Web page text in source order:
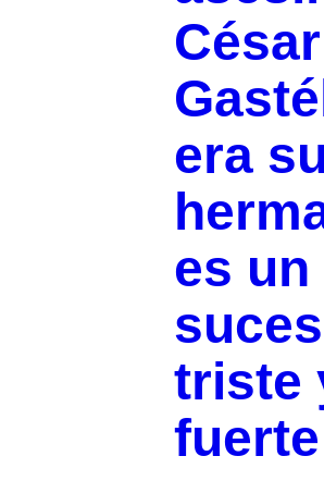
César
era su
es un
triste
fuerte